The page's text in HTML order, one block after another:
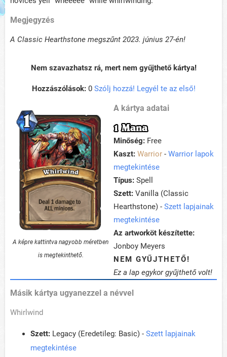
Megjegyzés
A Classic Hearthstone megszűnt 2023. június 27-én!
Nem szavazhatsz rá, mert nem gyűjthető kártya!
Hozzászólások:0 Szólj hozzá! Legyél te az első!
A képre kattintva nagyobb méretben
is megtekinthető.
A kártya adatai
1 Mana
Minőség: Free
Kaszt: Warrior - Warrior lapok
megtekintése
Típus: Spell
Szett: Vanilla (Classic
Hearthstone) - Szett lapjainak
megtekintése
Az artworköt készítette:
Jonboy Meyers
NEM GYŰJTHETŐ!
Ez a lap egykor gyűjthető volt!
Másik kártya ugyanezzel a névvel
Whirlwind
Szett: Legacy (Eredetileg: Basic) - Szett lapjainak
megtekintése